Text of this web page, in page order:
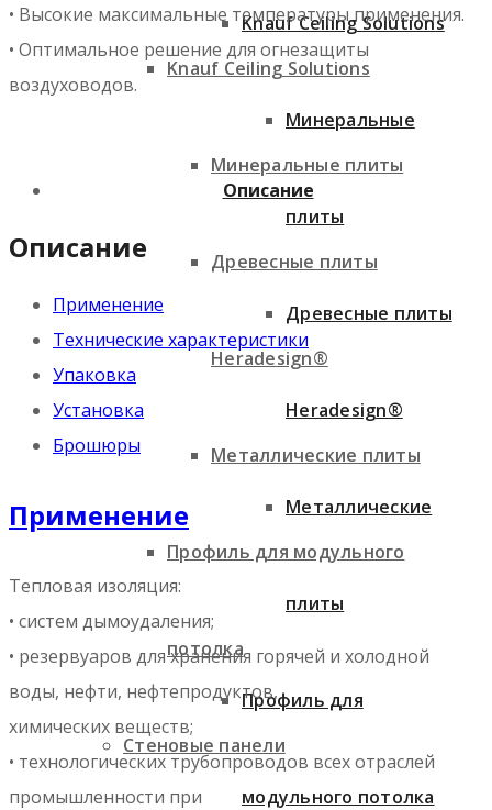
Knauf Ceiling Solutions
Минеральные плиты
Древесные плиты
Heradesign®
Металлические плиты
Профиль для модульного
потолка
Стеновые панели
Knauf Ceiling Solutions
Минеральные
плиты
Древесные плиты
Heradesign®
Металлические
плиты
Профиль для
модульного потолка
• Высокие максимальные температуры применения.
• Оптимальное решение для огнезащиты
воздуховодов.
Описание
Описание
Применение
Технические характеристики
Упаковка
Установка
Брошюры
Применение
Тепловая изоляция:
• систем дымоудаления;
• резервуаров для хранения горячей и холодной
воды, нефти, нефтепродуктов,
химических веществ;
• технологических трубопроводов всех отраслей
промышленности при